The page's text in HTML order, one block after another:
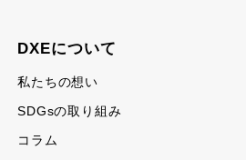
DXEについて
私たちの想い
SDGsの取り組み
コラム